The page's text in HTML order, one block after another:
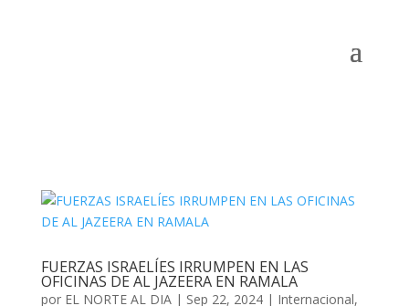
FUERZAS ISRAELÍES IRRUMPEN EN LAS
OFICINAS DE AL JAZEERA EN RAMALA
por EL NORTE AL DIA| Sep 22, 2024| Internacional,